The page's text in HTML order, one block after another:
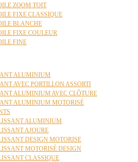
ZOOM TOIT
FIXE CLASSIQUE
BLANCHE
FIXE COULEUR
FINE
ALUMINIUM
AVEC PORTILLON ASSORTI
ALUMINIUM AVEC CLÔTURE
ALUMINIUM MOTORISÉ
ALUMINIUM
AJOURE
DESIGN MOTORISE
MOTORISÉ DESIGN
CLASSIQUE